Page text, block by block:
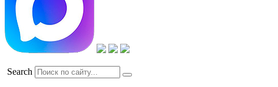
Search